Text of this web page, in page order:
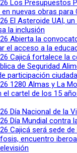
Los Presupuestos
nuevas obras para
El Asteroide UAI,
la inclusión
Abierta la
el acceso a la
Cajicá fortalece la
de Seguridad
participación
1280 Almas y La
el cartel de los 15
Día Nacional de la
Día Mundial contra
Cajicá será sede
encuentro